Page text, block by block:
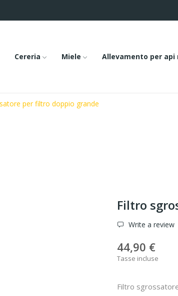
Cereria Miele Allevamento per api
per filtro doppio grande
Filtro
Write a review
44,90 €
Tasse incluse
Filtro